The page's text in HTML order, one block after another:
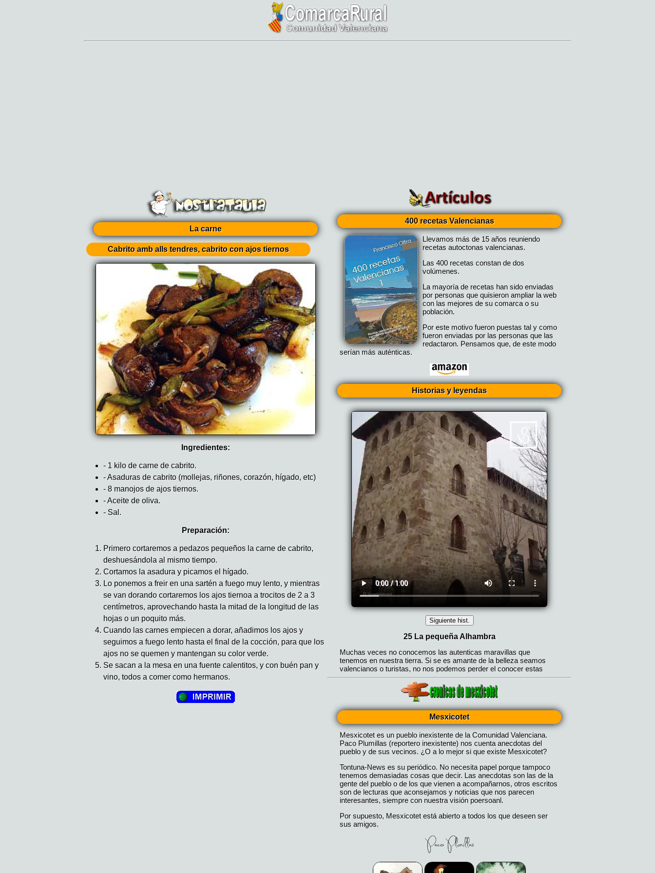
La carne
Cabrito amb alls tendres, cabrito con ajos tiernos
Ingredientes:
- 1 kilo de carne de cabrito.
- Asaduras de cabrito (mollejas, riñones, corazón, hígado, etc)
- 8 manojos de ajos tiernos.
- Aceite de oliva.
- Sal.
Preparación:
Primero cortaremos a pedazos pequeños la carne de cabrito,
deshuesándola al mismo tiempo.
Cortamos la asadura y picamos el hígado.
Lo ponemos a freir en una sartén a fuego muy lento, y mientras
se van dorando cortaremos los ajos tiernoa a trocitos de 2 a 3
centímetros, aprovechando hasta la mitad de la longitud de las
hojas o un poquito más.
Cuando las carnes empiecen a dorar, añadimos los ajos y
seguimos a fuego lento hasta el final de la cocción, para que los
ajos no se quemen y mantengan su color verde.
Se sacan a la mesa en una fuente calentitos, y con buén pan y
vino, todos a comer como hermanos.
400 recetas Valencianas
Llevamos más de 15 años reuniendo
recetas autoctonas valencianas.
Las 400 recetas constan de dos
volúmenes.
La mayoría de recetas han sido enviadas
por personas que quisieron ampliar la web
con las mejores de su comarca o su
población.
Por este motivo fueron puestas tal y como
fueron enviadas por las personas que las
redactaron. Pensamos que, de este modo
serían más auténticas.
Historias y leyendas
Mesxicotet
Mesxicotet es un pueblo inexistente de la Comunidad Valenciana.
Paco Plumillas (reportero inexistente) nos cuenta anecdotas del
pueblo y de sus vecinos. ¿O a lo mejor si que existe Mesxicotet?
Tontuna-News es su periódico. No necesita papel porque tampoco
tenemos demasiadas cosas que decir. Las anecdotas son las de la
gente del pueblo o de los que vienen a acompañarnos, otros escritos
son de lecturas que aconsejamos y noticias que nos parecen
interesantes, siempre con nuestra visión poersoanl.
Por supuesto, Mesxicotet está abierto a todos los que deseen ser
sus amigos.